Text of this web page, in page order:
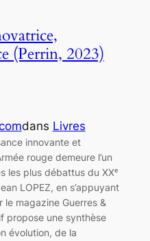
(Perrin, 2023)
dans Livres
innovante et
rouge demeure l’un
les plus débattus du XXᵉ
LOPEZ, en s’appuyant
magazine Guerres &
propose une synthèse
évolution, de la